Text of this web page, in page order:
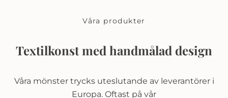
Våra produkter
Textilkonst med handmålad design
Våra mönster trycks uteslutande av leverantörer i
Europa. Oftast på vår